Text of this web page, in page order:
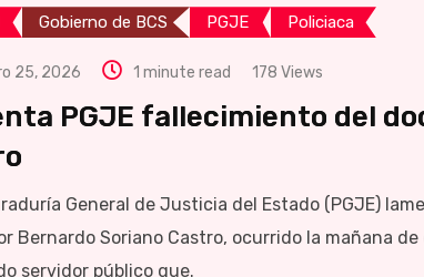
Gobierno de BCS PGJE Policiaca
25, 2026 1 minute read 178 Views
PGJE fallecimiento del
General de Justicia del Estado (PGJE)
Bernardo Soriano Castro, ocurrido la mañana
servidor público que.